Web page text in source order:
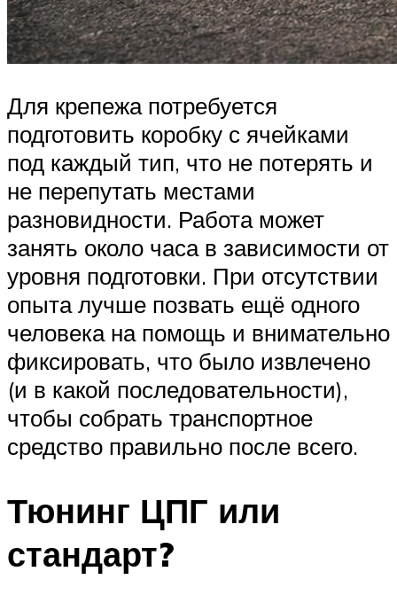
Для крепежа потребуется
подготовить коробку с ячейками
под каждый тип, что не потерять и
не перепутать местами
разновидности. Работа может
занять около часа в зависимости от
уровня подготовки. При отсутствии
опыта лучше позвать ещё одного
человека на помощь и внимательно
фиксировать, что было извлечено
(и в какой последовательности),
чтобы собрать транспортное
средство правильно после всего.
Тюнинг ЦПГ или
стандарт?